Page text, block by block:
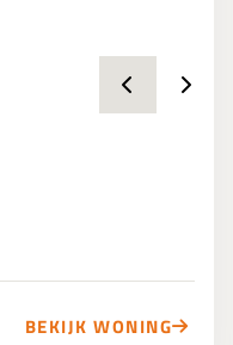
BEKIJK WONING